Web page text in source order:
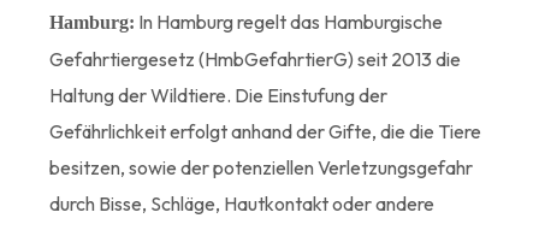
Hamburg: In Hamburg regelt das Hamburgische
Gefahrtiergesetz (HmbGefahrtierG) seit 2013 die
Haltung der Wildtiere. Die Einstufung der
Gefährlichkeit erfolgt anhand der Gifte, die die Tiere
besitzen, sowie der potenziellen Verletzungsgefahr
durch Bisse, Schläge, Hautkontakt oder andere